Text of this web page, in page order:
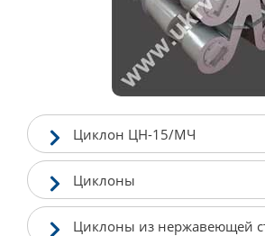
Циклон ЦН-15/МЧ
Циклоны
Циклоны из нержавеющей